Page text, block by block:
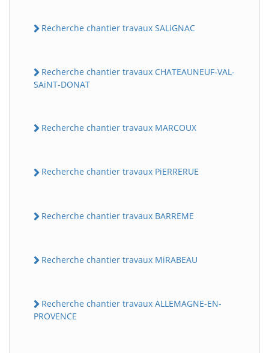
Recherche chantier travaux SALiGNAC
Recherche chantier travaux CHATEAUNEUF-VAL-
SAiNT-DONAT
Recherche chantier travaux MARCOUX
Recherche chantier travaux PiERRERUE
Recherche chantier travaux BARREME
Recherche chantier travaux MiRABEAU
Recherche chantier travaux ALLEMAGNE-EN-
PROVENCE